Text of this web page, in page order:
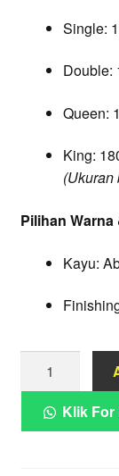
Single:
Double:
Queen:
King:
(Ukuran
Pilihan Warna
Kayu:
Kayu
Abu
Natural
Klik For